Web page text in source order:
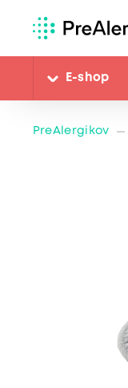
E-shop
PreAlergikov